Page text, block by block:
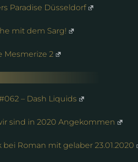
Paradise Düsseldorf
mit dem Sarg!
Mesmerize 2
– Dash Liquids
sind in 2020 Angekommen
bei Roman mit gelaber 23.01.2020